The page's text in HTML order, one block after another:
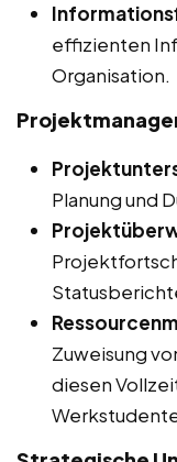
effizienten
Organisation.
Planung und
Zuweisung
diesen